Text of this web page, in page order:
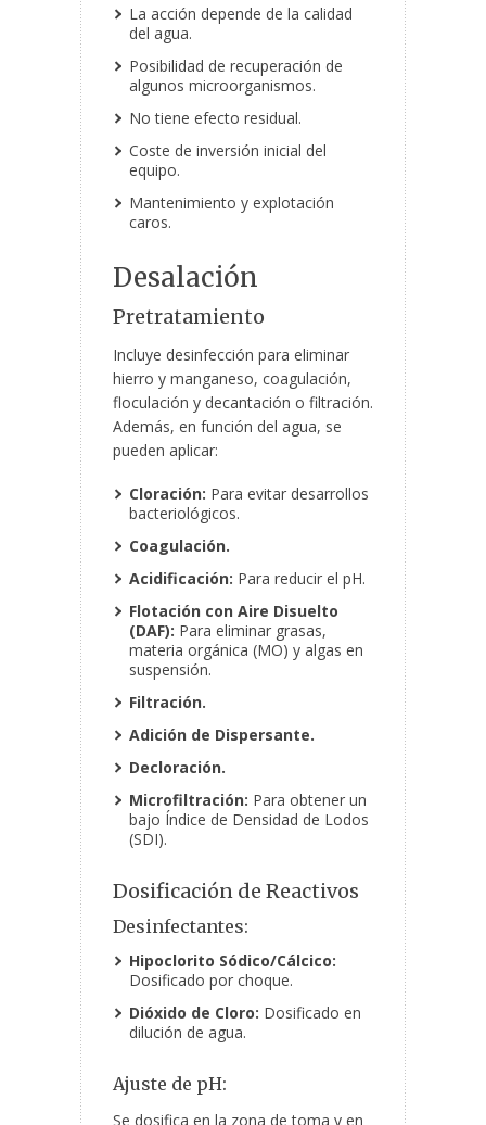
La acción depende de la calidad
del agua.
Posibilidad de recuperación de
algunos microorganismos.
No tiene efecto residual.
Coste de inversión inicial del
equipo.
Mantenimiento y explotación
caros.
Desalación
Pretratamiento
Incluye desinfección para eliminar
hierro y manganeso, coagulación,
floculación y decantación o filtración.
Además, en función del agua, se
pueden aplicar:
Cloración: Para evitar desarrollos
bacteriológicos.
Coagulación.
Acidificación: Para reducir el pH.
Flotación con Aire Disuelto
(DAF): Para eliminar grasas,
materia orgánica (MO) y algas en
suspensión.
Filtración.
Adición de Dispersante.
Decloración.
Microfiltración: Para obtener un
bajo Índice de Densidad de Lodos
(SDI).
Dosificación de Reactivos
Desinfectantes:
Hipoclorito Sódico/Cálcico:
Dosificado por choque.
Dióxido de Cloro: Dosificado en
dilución de agua.
Ajuste de pH:
Se dosifica en la zona de toma y en